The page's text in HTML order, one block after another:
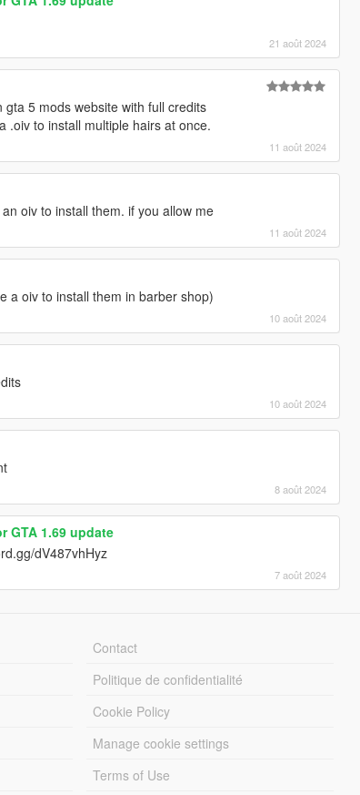
21 août 2024
5 mods website with full credits
.oiv to install multiple hairs at once.
11 août 2024
oiv to install them. if you allow me
11 août 2024
a oiv to install them in barber shop)
10 août 2024
10 août 2024
8 août 2024
GTA 1.69 update
dV487vhHyz
7 août 2024
Contact
Politique de confidentialité
Cookie Policy
Manage cookie settings
Terms of Use